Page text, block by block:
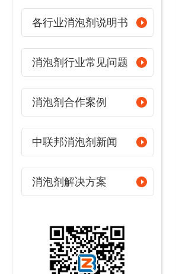
各行业消泡剂说明书
消泡剂行业常见问题
消泡剂合作案例
中联邦消泡剂新闻
消泡剂解决方案